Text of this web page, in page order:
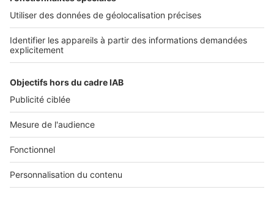
Tous nos services pro
Accès client
À DÉCOUVRIR
Annuaire des professionnels
Tout l'immobilier
Toutes les villes
Tous les départements
Toutes les régions
SeLoger © 1992 - 2023
Annonces Immobilières